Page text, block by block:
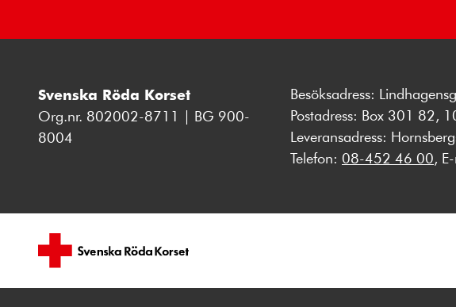
Svenska Röda Korset
Org.nr. 802002-8711 | BG 900-
8004
Besöksadress:
Postadress: Box 301 82,
Leveransadress:
Telefon: 08-452 46 00,